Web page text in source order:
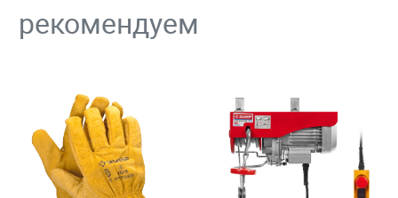
рекомендуем